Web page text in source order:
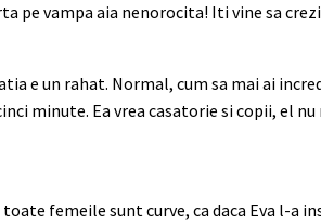
pe vampa aia nenorocita! Iti vine sa
e un rahat. Normal, cum sa mai ai
minute. Ea vrea casatorie si copii, el
femeile sunt curve, ca daca Eva l-a